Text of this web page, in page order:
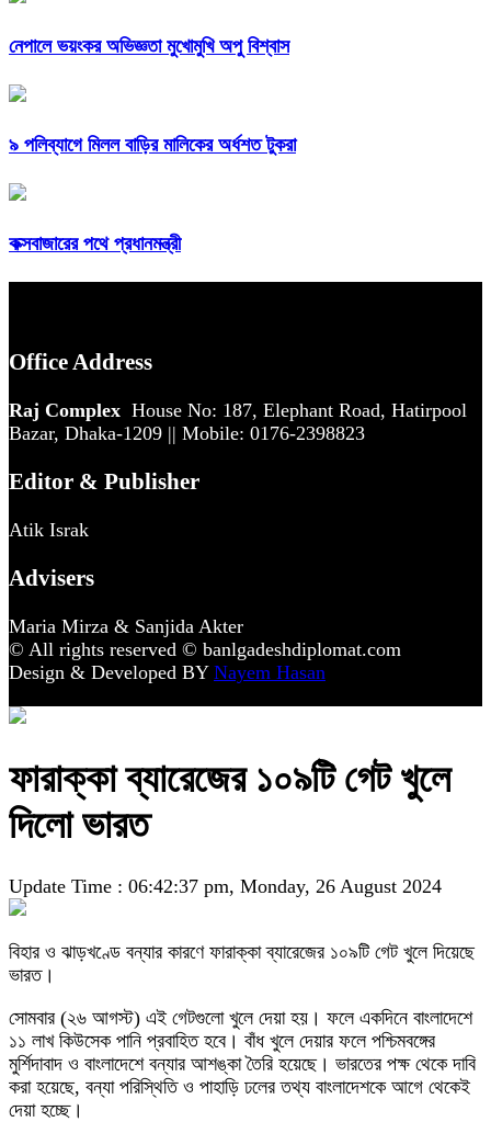
নেপালে ভয়ংকর অভিজ্ঞতা মুখোমুখি অপু বিশ্বাস
৯ পলিব্যাগে মিলল বাড়ির মালিকের অর্ধশত টুকরা
কক্সবাজারের পথে প্রধানমন্ত্রী
Office Address
Raj Complex House No: 187, Elephant Road, Hatirpool
Bazar, Dhaka-1209 || Mobile: 0176-2398823
Editor & Publisher
Atik Israk
Advisers
Maria Mirza & Sanjida Akter
© All rights reserved © banlgadeshdiplomat.com
Design & Developed BY Nayem Hasan
ফারাক্কা ব্যারেজের ১০৯টি গেট খুলে
দিলো ভারত
Update Time : 06:42:37 pm, Monday, 26 August 2024
বিহার ও ঝাড়খণ্ডে বন্যার কারণে ফারাক্কা ব্যারেজের ১০৯টি গেট খুলে দিয়েছে
ভারত।
সোমবার (২৬ আগস্ট) এই গেটগুলো খুলে দেয়া হয়। ফলে একদিনে বাংলাদেশে
১১ লাখ কিউসেক পানি প্রবাহিত হবে। বাঁধ খুলে দেয়ার ফলে পশ্চিমবঙ্গের
মুর্শিদাবাদ ও বাংলাদেশে বন্যার আশঙ্কা তৈরি হয়েছে। ভারতের পক্ষ থেকে দাবি
করা হয়েছে, বন্যা পরিস্থিতি ও পাহাড়ি ঢলের তথ্য বাংলাদেশকে আগে থেকেই
দেয়া হচ্ছে।